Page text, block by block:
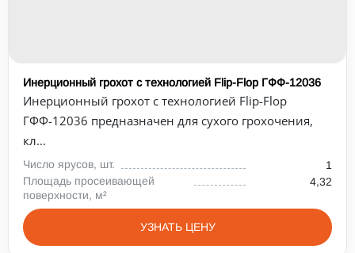
Инерционный грохот с технологией Flip-Flop ГФФ-12036
Инерционный грохот с технологией Flip-Flop
ГФФ-12036 предназначен для сухого грохочения,
кл...
Число ярусов, шт.
1
Площадь просеивающей
поверхности, м²
4,32
УЗНАТЬ ЦЕНУ